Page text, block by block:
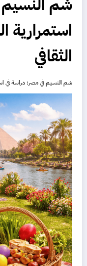
استمرارية
الثقافي
شم النسيم في مصر: دراسة في